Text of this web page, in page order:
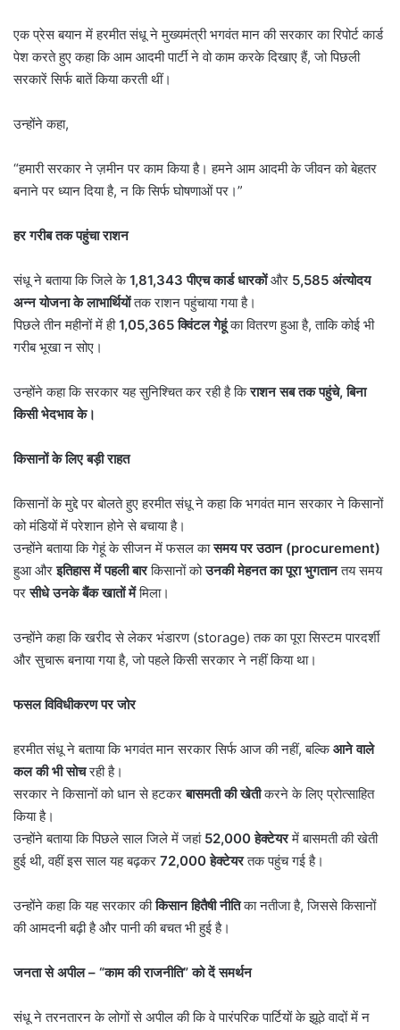
एक प्रेस बयान में हरमीत संधू ने मुख्यमंत्री भगवंत मान की सरकार का रिपोर्ट कार्ड
पेश करते हुए कहा कि आम आदमी पार्टी ने वो काम करके दिखाए हैं, जो पिछली
सरकारें सिर्फ बातें किया करती थीं।
उन्होंने कहा,
“हमारी सरकार ने ज़मीन पर काम किया है। हमने आम आदमी के जीवन को बेहतर
बनाने पर ध्यान दिया है, न कि सिर्फ घोषणाओं पर।”
हर गरीब तक पहुंचा राशन
संधू ने बताया कि जिले के1,81,343पीएच कार्ड धारकोंऔर 5,585 अंत्योदय
अन्न योजना के लाभार्थियोंतक राशन पहुंचाया गया है।
पिछले तीन महीनों में ही1,05,365क्विंटल गेहूंका वितरण हुआ है, ताकि कोई भी
गरीब भूखा न सोए।
उन्होंने कहा कि सरकार यह सुनिश्चित कर रही है किराशन सब तक पहुंचे,बिना
किसी भेदभाव के।
किसानों के लिए बड़ी राहत
किसानों के मुद्दे पर बोलते हुए हरमीत संधू ने कहा कि भगवंत मान सरकार ने किसानों
को मंडियों में परेशान होने से बचाया है।
उन्होंने बताया कि गेहूं के सीजन में फसल कासमय पर उठान (procurement)
हुआ औरइतिहास में पहली बारकिसानों कोउनकी मेहनत का पूरा भुगतानतय समय
परसीधे उनके बैंक खातों मेंमिला।
उन्होंने कहा कि खरीद से लेकर भंडारण (storage) तक का पूरा सिस्टम पारदर्शी
और सुचारू बनाया गया है, जो पहले किसी सरकार ने नहीं किया था।
फसल विविधीकरण पर जोर
हरमीत संधू ने बताया कि भगवंत मान सरकार सिर्फ आज की नहीं, बल्किआने वाले
कल की भी सोचरही है।
सरकार ने किसानों को धान से हटकरबासमती की खेतीकरने के लिए प्रोत्साहित
किया है।
उन्होंने बताया कि पिछले साल जिले में जहां 52,000हेक्टेयरमें बासमती की खेती
हुई थी, वहीं इस साल यह बढ़कर 72,000हेक्टेयरतक पहुंच गई है।
उन्होंने कहा कि यह सरकार कीकिसान हितैषी नीतिका नतीजा है, जिससे किसानों
की आमदनी बढ़ी है और पानी की बचत भी हुई है।
जनता से अपील– “काम की राजनीति”को दें समर्थन
संधू ने तरनतारन के लोगों से अपील की कि वे पारंपरिक पार्टियों के झूठे वादों में न